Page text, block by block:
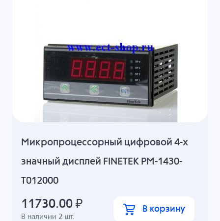
Микропроцессорный цифровой 4-х
значный дисплей FINETEK PM-1430-
T012000
В наличии 2 шт.
11730.00 ₽ В корзину